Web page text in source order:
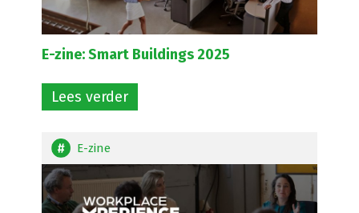
E-zine: Smart Buildings 2025
Lees verder
E-zine